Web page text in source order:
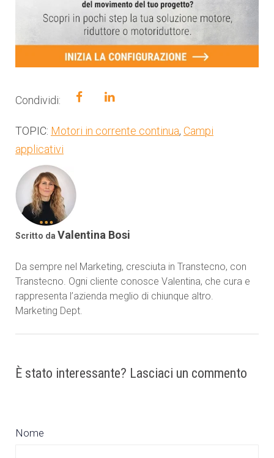
Condividi:
TOPIC: Motori in corrente continua, Campi
applicativi
Scritto da Valentina Bosi
Da sempre nel Marketing, cresciuta in Transtecno, con
Transtecno. Ogni cliente conosce Valentina, che cura e
rappresenta l’azienda meglio di chiunque altro.
Marketing Dept.
È stato interessante? Lasciaci un commento
Nome